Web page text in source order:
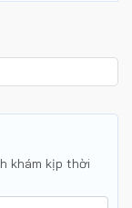
khám kịp thời